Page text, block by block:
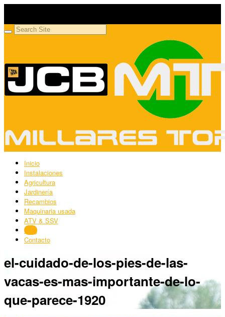
Inicio
Instalaciones
Agricultura
Jardinería
Recambios
Maquinaria usada
ATV & SSV
Blog
Contacto
el-cuidado-de-los-pies-de-las-
vacas-es-mas-importante-de-lo-
que-parece-1920